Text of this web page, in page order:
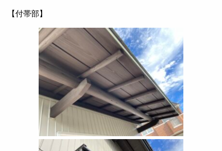
【付帯部】